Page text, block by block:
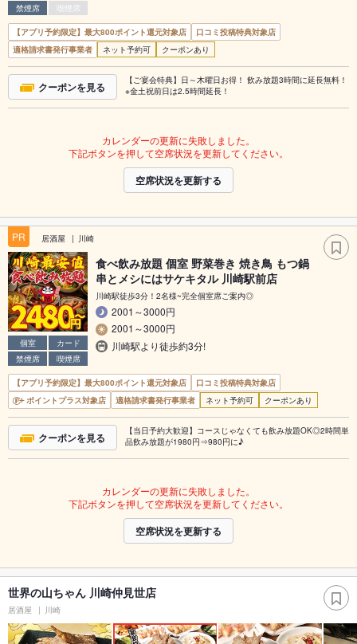
禁煙席
喫煙席
【アプリ予約限定】最大800ポイント還元対象店
口コミ投稿特典対象店
適格請求書発行事業者
ネット予約可 クーポンあり
クーポンを見る
【ご宴会特典】日～木曜日お得！ 飲み放題3時間に延長無料！
※金土祝前日は2.5時間延長！
カレンダーの更新に失敗しました。
下記ボタンを押して空席状況を更新してください。
空席状況を更新する
PR 居酒屋 川崎
個室
カード
禁煙席
喫煙席
食べ飲み放題 個室 野菜巻き 焼き鳥 もつ鍋
串とメシにはサケキタル 川崎駅前店
川崎駅徒歩3分！2名様~完全個室席ご案内◎
2001～3000円
2001～3000円
川崎駅より徒歩約3分!
【アプリ予約限定】最大800ポイント還元対象店
口コミ投稿特典対象店
ポイントプラス対象店
適格請求書発行事業者 ネット予約可 クーポンあり
クーポンを見る
【当日予約大歓迎】コースじゃなくても飲み放題OK◎2時間単
品飲み放題が1980円⇒980円に♪
カレンダーの更新に失敗しました。
下記ボタンを押して空席状況を更新してください。
空席状況を更新する
世界の山ちゃん 川崎仲見世店
居酒屋 川崎